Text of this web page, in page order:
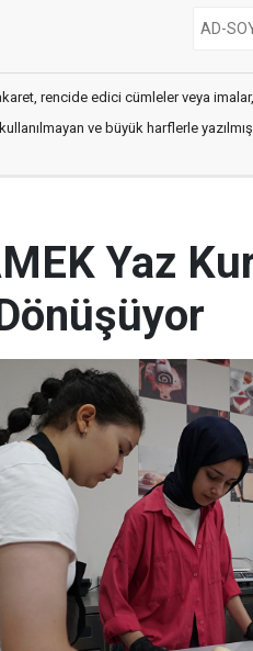
rencide edici cümleler veya
ve büyük harflerle
Yaz